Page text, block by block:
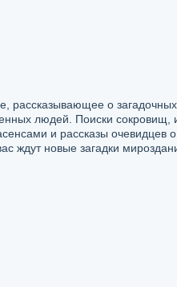
рассказывающее о
людей. Поиски сокровищ,
и рассказы очевидцев
ждут новые загадки